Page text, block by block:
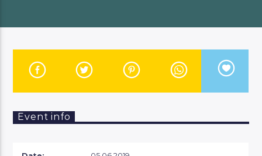
Manna FM
Event info